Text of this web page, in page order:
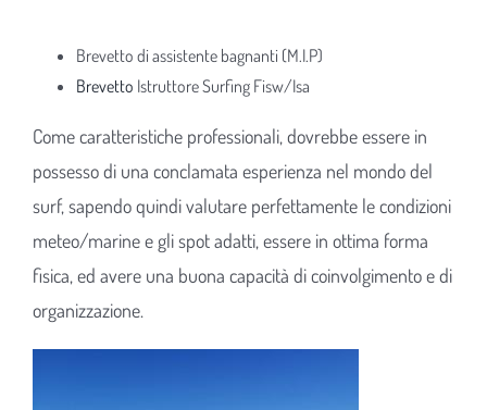
Brevetto di assistente bagnanti (M.I.P)
Brevetto Istruttore Surfing Fisw/Isa
Come caratteristiche professionali, dovrebbe essere in
possesso di una conclamata esperienza nel mondo del
surf, sapendo quindi valutare perfettamente le condizioni
meteo/marine e gli spot adatti, essere in ottima forma
fisica, ed avere una buona capacità di coinvolgimento e di
organizzazione.